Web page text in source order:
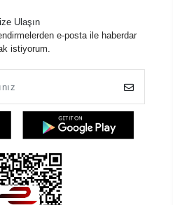
Ulaşın
e-posta ile haberdar
istiyorum.